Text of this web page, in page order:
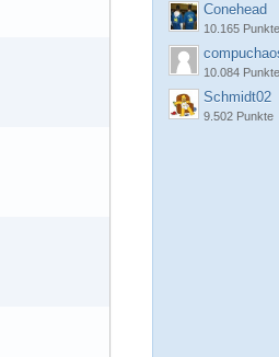
Conehead
10.165 Punkte
10.084 Punkte
Schmidt02
9.502 Punkte